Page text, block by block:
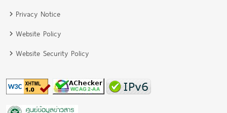
Privacy Notice
Website Policy
Website Security Policy